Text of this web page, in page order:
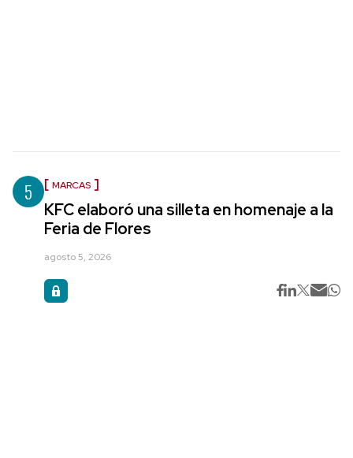
5 MARCAS
KFC elaboró una silleta en homenaje a la
Feria de Flores
agosto 5, 2026